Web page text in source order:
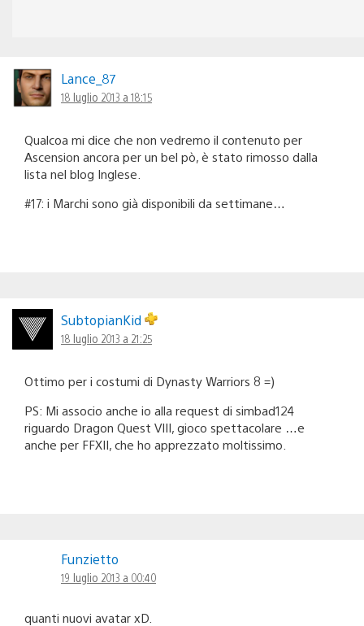
Lance_87
18 luglio 2013 a 18:15
Qualcoa mi dice che non vedremo il contenuto per
Ascension ancora per un bel pò, è stato rimosso dalla
lista nel blog Inglese.
#17: i Marchi sono già disponibili da settimane…
SubtopianKid
18 luglio 2013 a 21:25
Ottimo per i costumi di Dynasty Warriors 8 =)
PS: Mi associo anche io alla request di simbad124
riguardo Dragon Quest VIII, gioco spettacolare …e
anche per FFXII, che ho apprezzato moltissimo.
Funzietto
19 luglio 2013 a 00:40
quanti nuovi avatar xD.